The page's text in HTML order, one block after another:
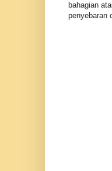
bahagian
penyebaran